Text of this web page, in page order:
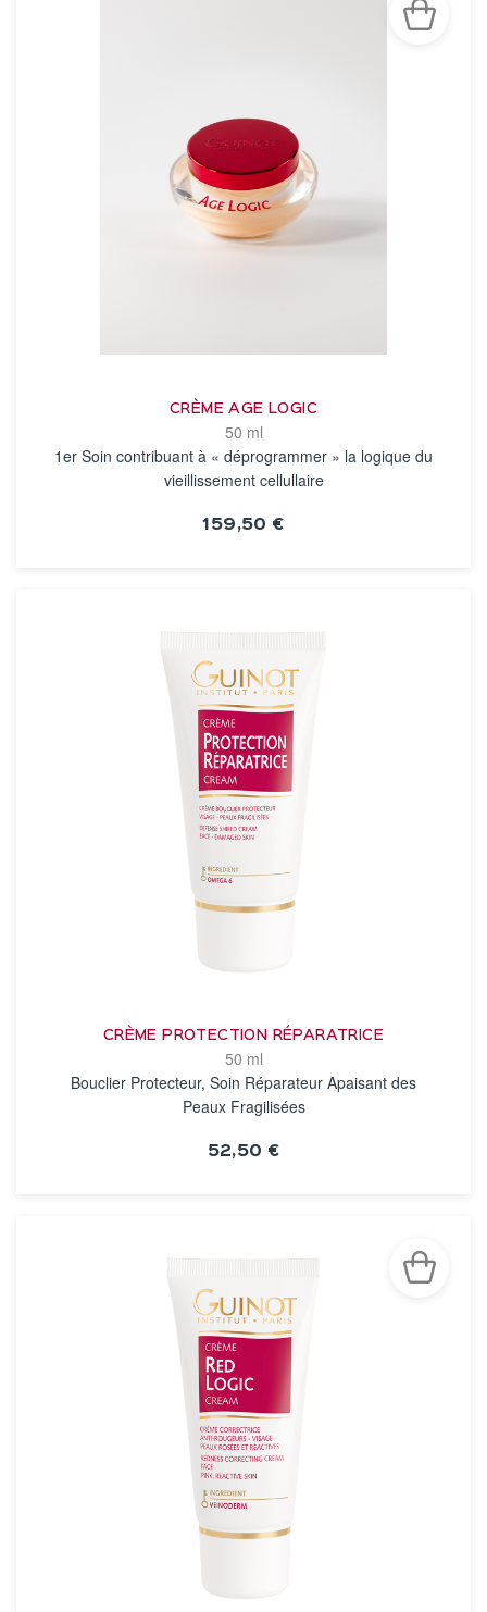
CRÈME AGE LOGIC
50 ml
1er Soin contribuant à « déprogrammer » la logique du
vieillissement cellullaire
159,50 €
CRÈME PROTECTION RÉPARATRICE
50 ml
Bouclier Protecteur, Soin Réparateur Apaisant des
Peaux Fragilisées
52,50 €